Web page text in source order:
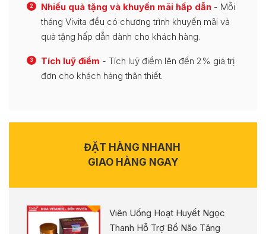
2 Nhiều quà tặng và khuyến mãi hấp dẫn - Mỗi
tháng Vivita đều có chương trình khuyến mãi và
quà tặng hấp dẫn dành cho khách hàng.
3 Tích luỹ điểm - Tích luỹ điểm lên đến 2% giá trị
đơn cho khách hàng thân thiết.
ĐẶT HÀNG NHANH
GIAO HÀNG NGAY
Viên Uống Hoạt Huyết Ngọc
Thanh Hỗ Trợ Bổ Não Tăng